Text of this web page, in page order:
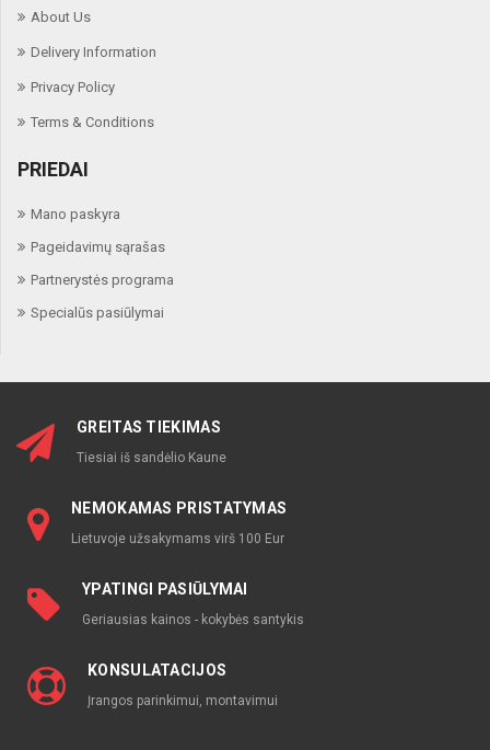
About Us
Delivery Information
Privacy Policy
Terms & Conditions
PRIEDAI
Mano paskyra
Pageidavimų sąrašas
Partnerystės programa
Specialūs pasiūlymai
GREITAS TIEKIMAS
Tiesiai iš sandėlio Kaune
NEMOKAMAS PRISTATYMAS
Lietuvoje užsakymams virš 100 Eur
YPATINGI PASIŪLYMAI
Geriausias kainos - kokybės santykis
KONSULATACIJOS
Įrangos parinkimui, montavimui